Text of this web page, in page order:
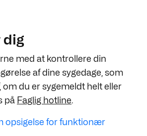
med at kontrollere din
af dine sygedage, som
om du er sygemeldt helt eller
på Faglig hotline.
opsigelse for funktionær